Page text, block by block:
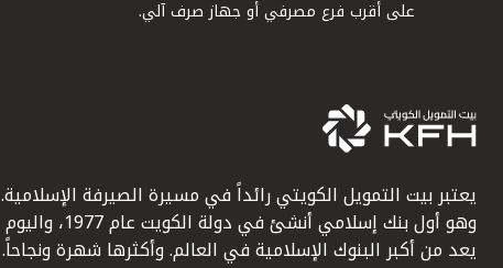
على أقرب فرع مصرفي أو جهاز صرف آلي.
يعتبر بيت التمويل الكويتي رائداً في مسيرة الصيرفة الإسلامية.
وهو أول بنك إسلامي أنشئ في دولة الكويت عام 1977، واليوم
يعد من أكبر البنوك الإسلامية في العالم. وأكثرها شهرة ونجاحاً.